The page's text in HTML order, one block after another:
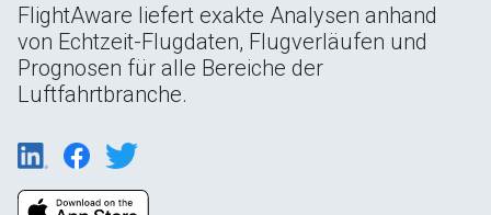
FlightAware liefert exakte Analysen anhand
von Echtzeit-Flugdaten, Flugverläufen und
Prognosen für alle Bereiche der
Luftfahrtbranche.